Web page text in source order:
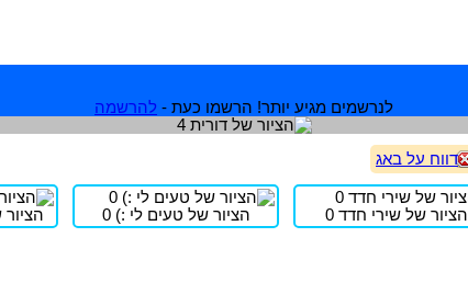
לנרשמים מגיע יותר! הרשמו כעת - להרשמה
דווח על באג
הציור של שירי חדד 0 הציור של טעים לי :) 0 הציור